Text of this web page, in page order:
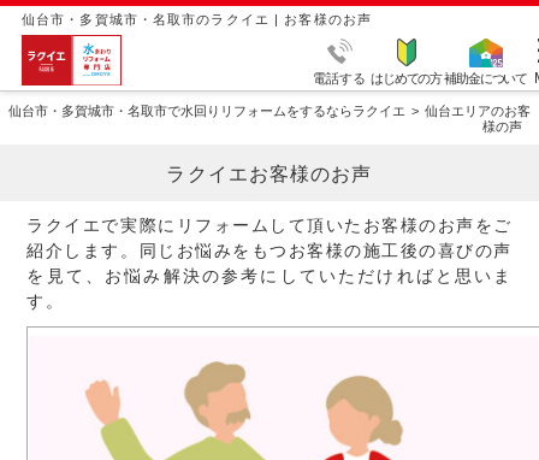
仙台市・多賀城市・名取市のラクイエ | お客様のお声
電話する はじめての方補助金について
仙台市・多賀城市・名取市で水回りリフォームをするならラクイエ
仙台エリアのお客
様の声
ラクイエお客様のお声
ラクイエで実際にリフォームして頂いたお客様のお声をご
紹介します。同じお悩みをもつお客様の施工後の喜びの声
を見て、お悩み解決の参考にしていただければと思いま
す。